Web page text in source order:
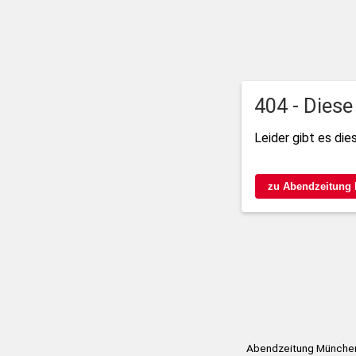
404 -
Leider gibt es
zu Abendzeitung
Abendzeitung